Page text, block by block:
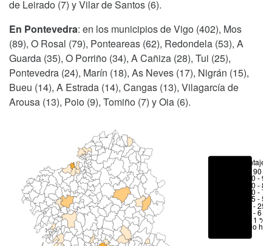
de Leirado (7) y Vilar de Santos (6).
En Pontevedra: en los municipios de Vigo (402), Mos
(89), O Rosal (79), Ponteareas (62), Redondela (53), A
Guarda (35), O Porriño (34), A Cañiza (28), Tui (25),
Pontevedra (24), Marín (18), As Neves (17), Nigrán (15),
Bueu (14), A Estrada (14), Cangas (13), Vilagarcía de
Arousa (13), Poio (9), Tomiño (7) y Oia (6).
Porcentajes
> 90 %
80 -
70 -
50 -
25 -
6 - 25
1 - 6 %
< 1 %
No hay